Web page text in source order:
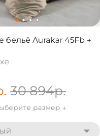
бельё Aurakar 45Fb →
30 894р.
размер ↓